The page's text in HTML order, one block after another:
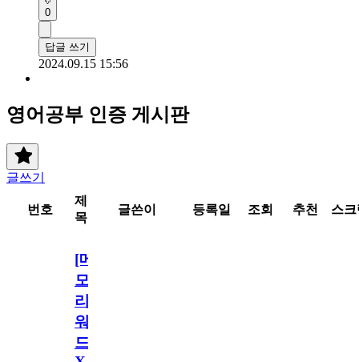
0
답글 쓰기
2024.09.15 15:56
영어공부 인증 게시판
글쓰기
번호
제
목
글쓴이 등록일 조회 추천 스
[메
모
리
워
드